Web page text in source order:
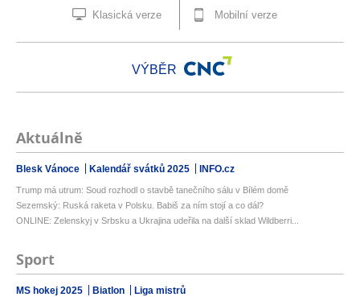
Klasická verze Mobilní verze
VÝBĚR
Aktuálně
Blesk Vánoce Kalendář svátků 2025 INFO.cz
Trump má utrum: Soud rozhodl o stavbě tanečního sálu v Bílém domě
Sezemský: Ruská raketa v Polsku. Babiš za ním stojí a co dál?
ONLINE: Zelenskyj v Srbsku a Ukrajina udeřila na další sklad Wildberri...
Sport
MS hokej 2025 Biatlon Liga mistrů